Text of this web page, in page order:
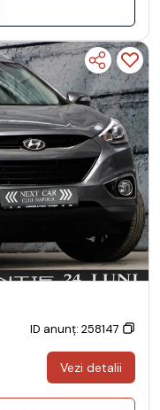
ID anunț: 258147
Vezi detalii